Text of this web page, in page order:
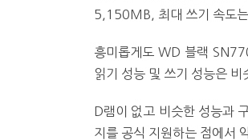
5,150MB, 최대 쓰기 속도
흥미롭게도 WD 블랙
읽기 성능 및 쓰기 성능은 비
D램이 없고 비슷한 성능과
지를 공식 지원하는 점에서